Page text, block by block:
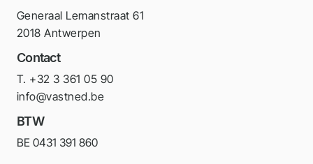
Generaal Lemanstraat 61
2018 Antwerpen
Contact
T. +32 3 361 05 90
info@vastned.be
BTW
BE 0431 391 860